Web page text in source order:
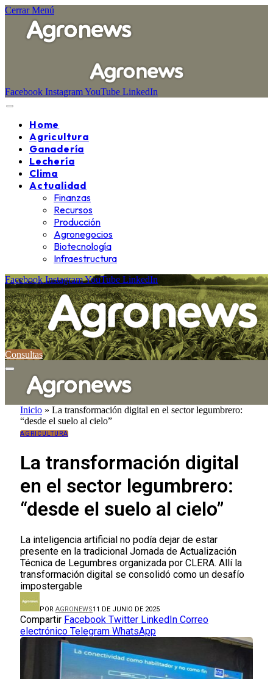
Cerrar Menú
Facebook InstagramYouTube LinkedIn
Home
Agricultura
Ganadería
Lechería
Clima
Actualidad
Finanzas
Recursos
Producción
Agronegocios
Biotecnología
Infraestructura
Facebook InstagramYouTube LinkedIn
Consultas
Inicio » La transformación digital en el sector legumbrero:
“desde el suelo al cielo”
AGRICULTURA
La transformación digital
en el sector legumbrero:
“desde el suelo al cielo”
La inteligencia artificial no podía dejar de estar
presente en la tradicional Jornada de Actualización
Técnica de Legumbres organizada por CLERA. Allí la
transformación digital se consolidó como un desafío
impostergable
POR AGRONEWS11 DE JUNIO DE 2025
Compartir Facebook Twitter LinkedIn Correo
electrónico Telegram WhatsApp